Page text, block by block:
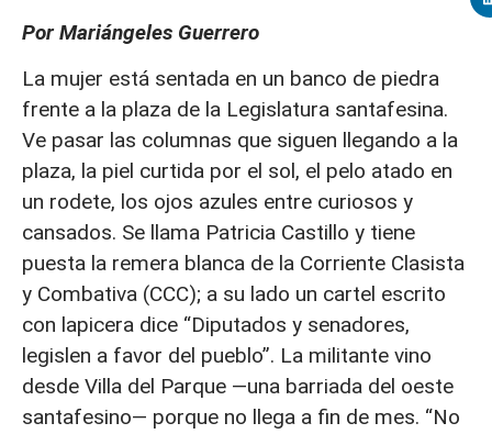
Por Mariángeles Guerrero
La mujer está sentada en un banco de piedra
frente a la plaza de la Legislatura santafesina.
Ve pasar las columnas que siguen llegando a la
plaza, la piel curtida por el sol, el pelo atado en
un rodete, los ojos azules entre curiosos y
cansados. Se llama Patricia Castillo y tiene
puesta la remera blanca de la Corriente Clasista
y Combativa (CCC); a su lado un cartel escrito
con lapicera dice “Diputados y senadores,
legislen a favor del pueblo”. La militante vino
desde Villa del Parque —una barriada del oeste
santafesino— porque no llega a fin de mes. “No